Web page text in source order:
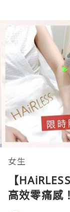
女生
【
高效零痛感